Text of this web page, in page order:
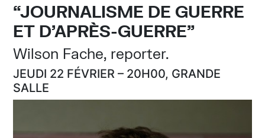
“JOURNALISME DE GUERRE
ET D’APRÈS-GUERRE”
Wilson Fache, reporter.
JEUDI 22 FÉVRIER – 20H00, GRANDE
SALLE